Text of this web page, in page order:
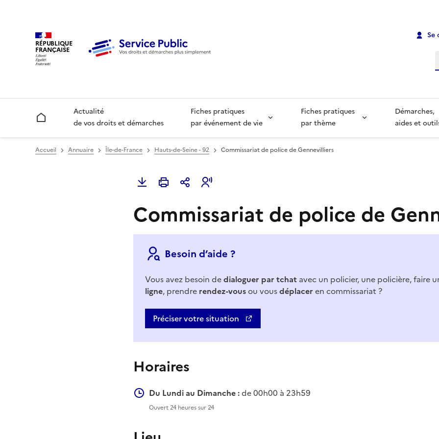
RÉPUBLIQUE
FRANÇAISE
Se
Accueil
Actualité
de vos droits et démarches
Fiches pratiques
par événement de vie
Fiches pratiques
par thème
Démarches,
aides et
Accueil Annuaire Île-de-France Hauts-de-Seine - 92 Commissariat de police de Gennevilliers
Commissariat de police de
Besoin d’aide ?
Vous avez besoin dedialoguer par tchat avec un policier, une policière, faire
ligne, prendre rendez-vousou vousdéplacer en commissariat ?
Préciser votre situation
Horaires
Du Lundi au Dimanche :de 00h00 à 23h59
Ouvert 24 heures sur 24